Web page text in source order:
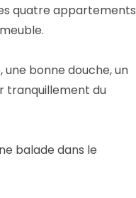
quatre appartements
bonne douche, un
tranquillement du
balade dans le